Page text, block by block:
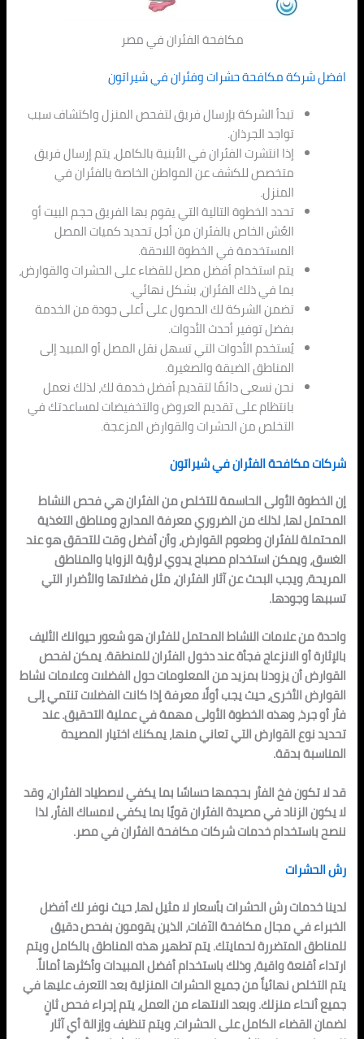
مكافحة الفئران في مصر
افضل شركة مكافحة حشرات وفئران في شيراتون
تبدأ الشركة بإرسال فريق لتفحص المنزل واكتشاف سبب
تواجد الجرذان.
إذا انتشرت الفئران في الأبنية بالكامل، يتم إرسال فريق
متخصص للكشف عن المواطن الخاصة بالفئران في
المنزل.
تحدد الخطوة التالية التي يقوم بها الفريق حجم البيت أو
العُش الخاص بالفئران من أجل تحديد كميات المصل
المستخدمة في الخطوة اللاحقة.
يتم استخدام أفضل مصل للقضاء على الحشرات والقوارض،
بما في ذلك الفئران، بشكل نهائي.
تضمن الشركة لك الحصول على أعلى جودة من الخدمة
بفضل توفير أحدث الأدوات.
يُستخدم الأدوات التي تسهل نقل المصل أو المبيد إلى
المناطق الضيقة والصغيرة.
نحن نسعى دائمًا لتقديم أفضل خدمة لك، لذلك نعمل
بانتظام على تقديم العروض والتخفيضات لمساعدتك في
التخلص من الحشرات والقوارض المزعجة.
شركات مكافحة الفئران في شيراتون
إن الخطوة الأولى الحاسمة للتخلص من الفئران هي فحص النشاط
المحتمل لها، لذلك من الضروري معرفة المدارج ومناطق التغذية
المحتملة للفئران وطعوم القوارض، وأن أفضل وقت للتحقق هو عند
الغسق، ويمكن استخدام مصباح يدوي لرؤية الزوايا والمناطق
المريحة، ويجب البحث عن آثار الفئران، مثل فضلاتها والأضرار التي
تسببها وجودها.
واحدة من علامات النشاط المحتمل للفئران هو شعور حيوانك الأليف
بالإثارة أو الانزعاج فجأة عند دخول الفئران للمنطقة. يمكن لفحص
القوارض أن يزودنا بمزيد من المعلومات حول الفضلات وعلامات نشاط
القوارض الأخرى، حيث يجب أولًا معرفة إذا كانت الفضلات تنتمي إلى
فأر أو جرذ، وهذه الخطوة الأولى مهمة في عملية التحقيق. عند
تحديد نوع القوارض التي تعاني منها، يمكنك اختيار المصيدة
المناسبة بدقة.
قد لا تكون فخ الفأر بحجمها حساسًا بما يكفي لاصطياد الفئران، وقد
لا يكون الزناد في مصيدة الفئران قويًا بما يكفي لامساك الفأر، لذا
ننصح باستخدام خدمات شركات مكافحة الفئران في مصر.
رش الحشرات
لدينا خدمات رش الحشرات بأسعار لا مثيل لها، حيث نوفر لك أفضل
الخبراء في مجال مكافحة الآفات، الذين يقومون بفحص دقيق
للمناطق المتضررة لحمايتك. يتم تطهير هذه المناطق بالكامل ويتم
ارتداء أقنعة واقية، وذلك باستخدام أفضل المبيدات وأكثرها أماناً.
يتم التخلص نهائياً من جميع الحشرات المنزلية بعد التعرف عليها في
جميع أنحاء منزلك. وبعد الانتهاء من العمل، يتم إجراء فحص ثانٍ
لضمان القضاء الكامل على الحشرات، ويتم تنظيف وإزالة أي آثار